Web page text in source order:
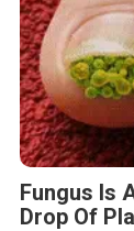
Fungus Is
Drop Of